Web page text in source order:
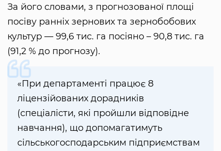
За його словами, з прогнозованої площі
посіву ранніх зернових та зернобобових
культур — 99,6 тис. га посіяно – 90,8 тис. га
(91,2 % до прогнозу).
«При департаменті працює 8
ліцензійованих дорадників
(спеціалісти, які пройшли відповідне
навчання), що допомагатимуть
сільськогосподарським підприємствам